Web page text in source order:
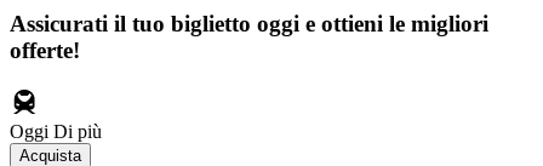
Assicurati il ​​tuo biglietto oggi e ottieni le migliori
offerte!
Oggi Di più
Acquista